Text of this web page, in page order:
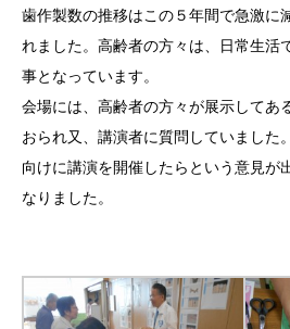
歯作製数の推移はこの５年間で急激に
れました。高齢者の方々は、日常生活
事となっています。
会場には、高齢者の方々が展示してあ
おられ又、講演者に質問していました
向けに講演を開催したらという意見が
なりました